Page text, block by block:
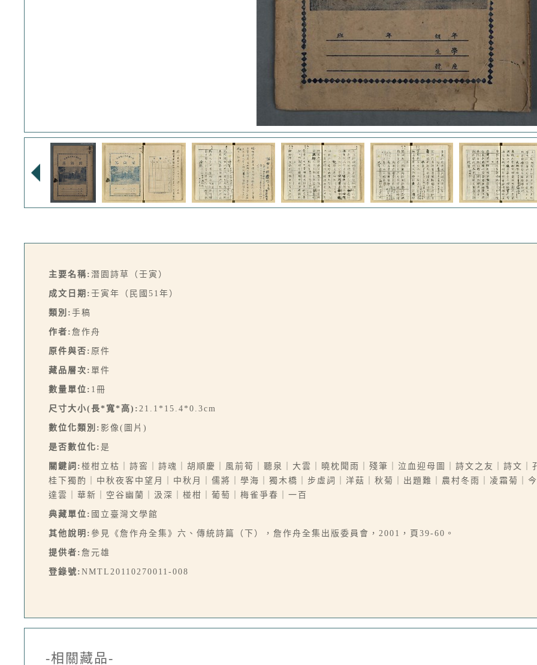
主要名稱: 潛園詩草（壬寅）
成文日期: 壬寅年（民國51年）
類別: 手稿
作者: 詹作舟
原件與否: 原件
藏品層次: 單件
數量單位: 1冊
尺寸大小(長*寬*高): 21.1*15.4*0.3cm
數位化類別: 影像(圖片)
是否數位化: 是
關鍵詞: 椪柑立枯｜詩窖｜詩魂｜胡順慶｜風前筍｜聽泉｜大雲｜曉枕聞雨｜殘筆｜泣血迎母圖｜詩文之友｜詩文
桂下獨酌｜中秋夜客中望月｜中秋月｜儒將｜學海｜獨木橋｜步虛詞｜洋菇｜秋菊｜出題難｜農村冬雨｜凌霜菊｜
達雲｜華新｜空谷幽蘭｜汲深｜椪柑｜葡萄｜梅雀爭春｜一百
典藏單位: 國立臺灣文學館
其他說明: 參見《詹作舟全集》六、傳統詩篇（下），詹作舟全集出版委員會，2001，頁39-60。
提供者: 詹元雄
登錄號: NMTL20110270011-008
-相關藏品-